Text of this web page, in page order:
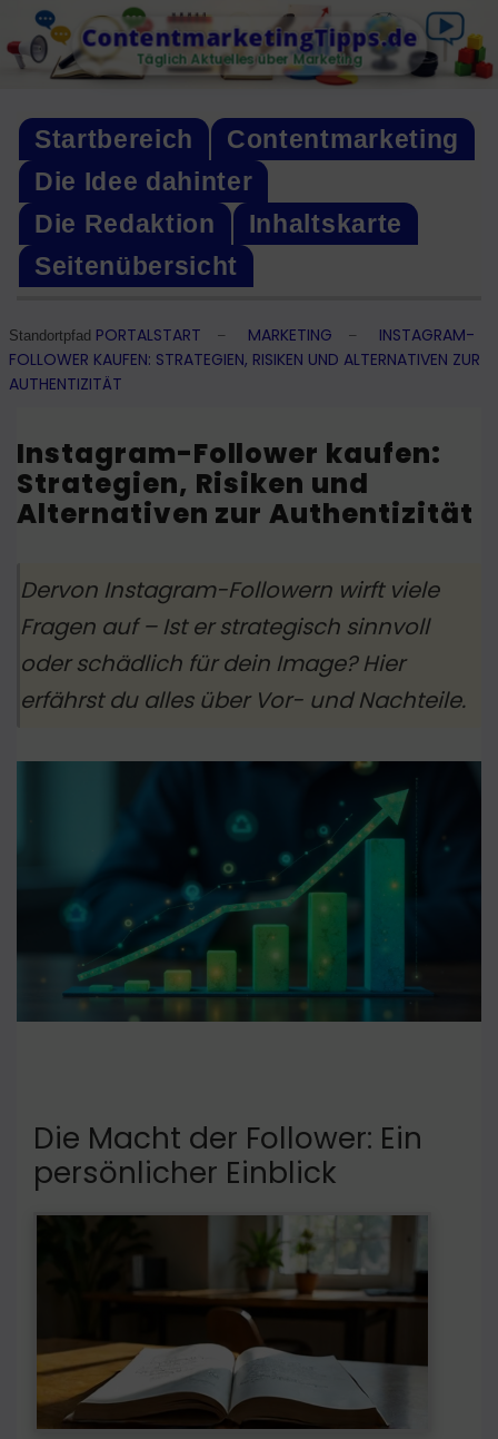
Skip
to
content
ContentmarketingTipps.de
Täglich Aktuelles über Marketing
Startbereich
Contentmarketing
Die Idee dahinter
Die Redaktion
Inhaltskarte
Seitenübersicht
Standortpfad PORTALSTART – MARKETING –
INSTAGRAM-
FOLLOWER KAUFEN: STRATEGIEN, RISIKEN UND ALTERNATIVEN ZUR
AUTHENTIZITÄT
Instagram-Follower kaufen:
Strategien, Risiken und
Alternativen zur Authentizität
Dervon Instagram-Followern wirft viele
Fragen auf – Ist er strategisch sinnvoll
oder schädlich für dein Image? Hier
erfährst du alles über Vor- und Nachteile.
Die Macht der Follower: Ein
persönlicher Einblick